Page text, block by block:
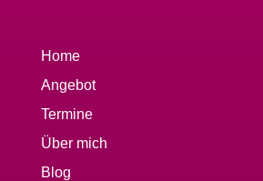
Home
Angebot
Termine
Über mich
Blog